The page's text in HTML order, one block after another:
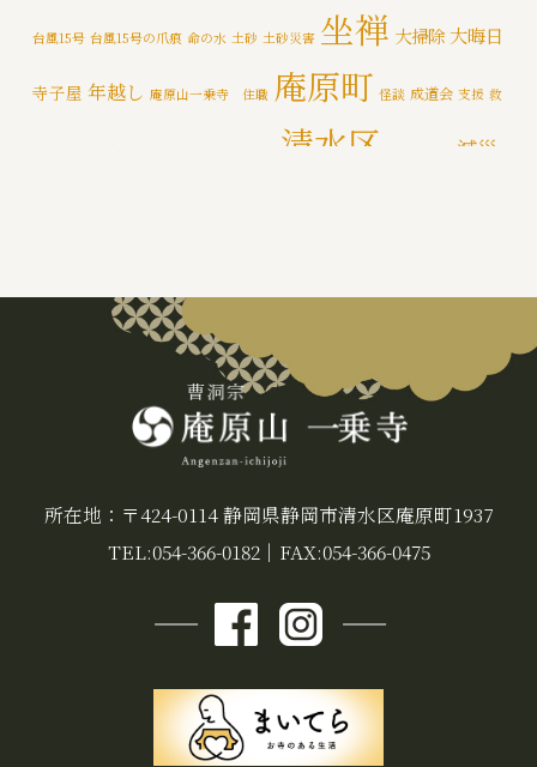
台風15号 台風15号の爪痕 命の水 土砂 土砂災害 坐禅 大掃除 大晦日
寺子屋 年越し 庵原山一乗寺 住職 庵原町 怪談 成道会 支援 救
清水区 減災
所在地：〒424-0114 静岡県静岡市清水区庵原町1937
TEL:054-366-0182｜ FAX:054-366-0475